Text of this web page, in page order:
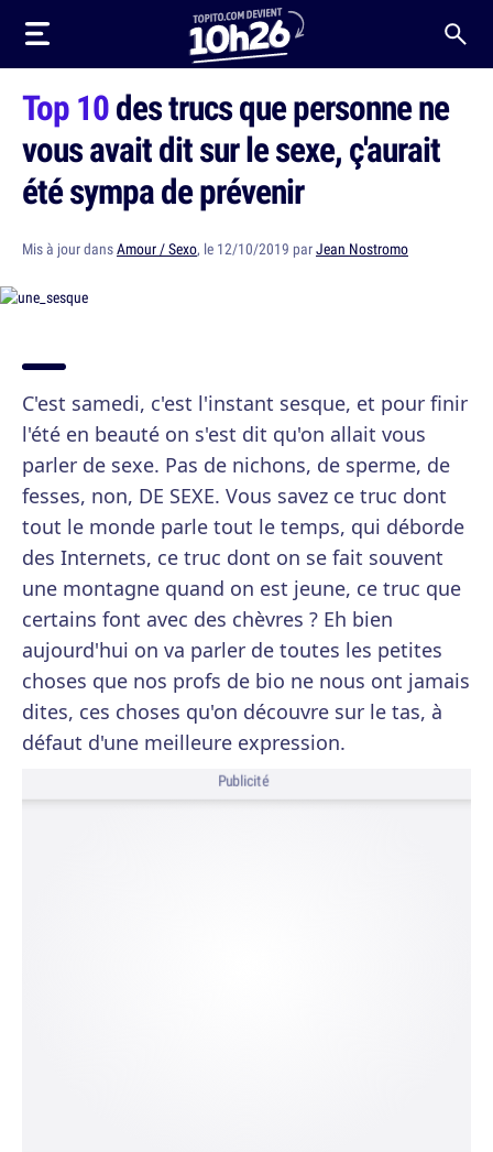
Top 10des trucs que personne ne
vous avait dit sur le sexe, ç'aurait
été sympa de prévenir
Mis à jour dansAmour / Sexo, le 12/10/2019 parJean Nostromo
C'est samedi, c'est l'instant sesque, et pour finir
l'été en beauté on s'est dit qu'on allait vous
parler de sexe. Pas de nichons, de sperme, de
fesses, non, DE SEXE. Vous savez ce truc dont
tout le monde parle tout le temps, qui déborde
des Internets, ce truc dont on se fait souvent
une montagne quand on est jeune, ce truc que
certains font avec des chèvres ? Eh bien
aujourd'hui on va parler de toutes les petites
choses que nos profs de bio ne nous ont jamais
dites, ces choses qu'on découvre sur le tas, à
défaut d'une meilleure expression.
Publicité